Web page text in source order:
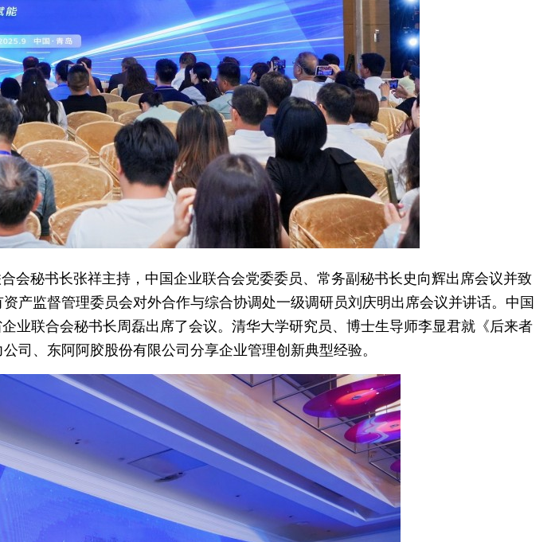
秘书长张祥主持，中国企业联合会党委委员、常务副秘书长史向辉出席会议并致
产监督管理委员会对外合作与综合协调处一级调研员刘庆明出席会议并讲话。中国
业联合会秘书长周磊出席了会议。清华大学研究员、博士生导师李显君就《后来者
司、东阿阿胶股份有限公司分享企业管理创新典型经验。